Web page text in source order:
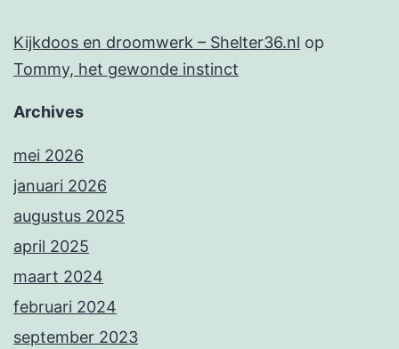
Kijkdoos en droomwerk – Shelter36.nl op
Tommy, het gewonde instinct
Archives
mei 2026
januari 2026
augustus 2025
april 2025
maart 2024
februari 2024
september 2023